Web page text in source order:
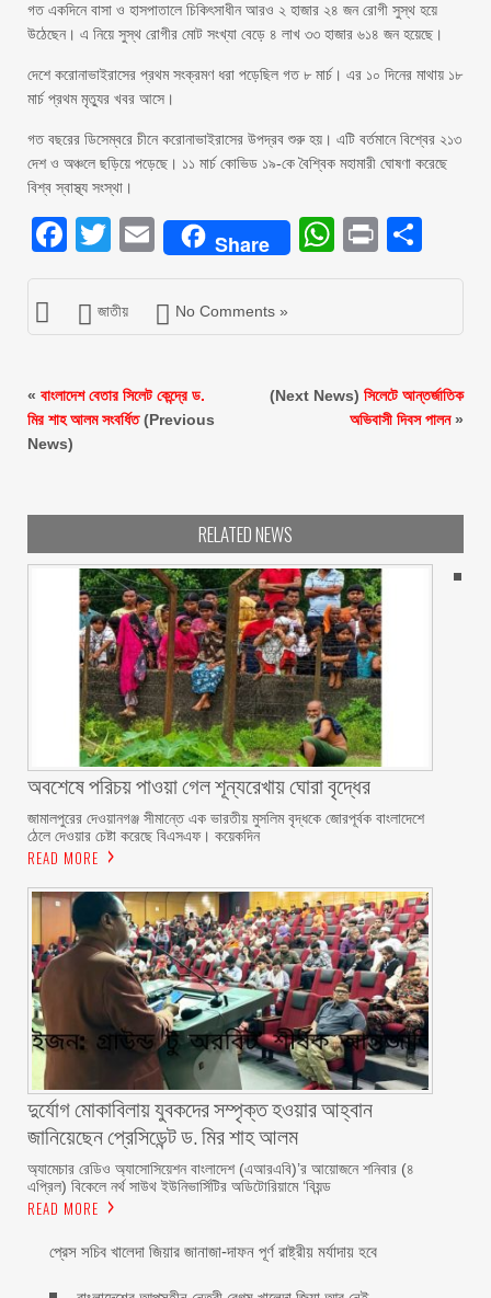
গত একদিনে বাসা ও হাসপাতালে চিকিৎসাধীন আরও ২ হাজার ২৪ জন রোগী সুস্থ হয়ে
উঠেছেন। এ নিয়ে সুস্থ রোগীর মোট সংখ্যা বেড়ে ৪ লাখ ৩৩ হাজার ৬১৪ জন হয়েছে।
দেশে করোনাভাইরাসের প্রথম সংক্রমণ ধরা পড়েছিল গত ৮ মার্চ। এর ১০ দিনের মাথায় ১৮
মার্চ প্রথম মৃত্যুর খবর আসে।
গত বছরের ডিসেম্বরে চীনে করোনাভাইরাসের উপদ্রব শুরু হয়। এটি বর্তমানে বিশ্বের ২১৩
দেশ ও অঞ্চলে ছড়িয়ে পড়েছে। ১১ মার্চ কোভিড ১৯-কে বৈশ্বিক মহামারী ঘোষণা করেছে
বিশ্ব স্বাস্থ্য সংস্থা।
Facebook
Twitter
EmailShare Print
জাতীয় No Comments »
« বাংলাদেশ বেতার সিলেট কেন্দ্রে ড.
মির শাহ আলম সংবর্ধিত(Previous
News)
(Next News) সিলেটে আন্তর্জাতিক
অভিবাসী দিবস পালন»
RELATED NEWS
অবশেষে পরিচয় পাওয়া গেল শূন্যরেখায় ঘোরা বৃদ্ধের
জামালপুরের দেওয়ানগঞ্জ সীমান্তে এক ভারতীয় মুসলিম বৃদ্ধকে জোরপূর্বক বাংলাদেশে
ঠেলে দেওয়ার চেষ্টা করেছে বিএসএফ। কয়েকদিন
READ MORE
দুর্যোগ মোকাবিলায় যুবকদের সম্পৃক্ত হওয়ার আহ্বান
জানিয়েছেন প্রেসিডেন্ট ড. মির শাহ আলম ‎ ‎
অ্যামেচার রেডিও অ্যাসোসিয়েশন বাংলাদেশ (এআরএবি)’র আয়োজনে শনিবার (৪
এপ্রিল) বিকেলে নর্থ সাউথ ইউনিভার্সিটির অডিটোরিয়ামে ‘বিয়ন্ড
READ MORE
প্রেস সচিব খালেদা জিয়ার জানাজা-দাফন পূর্ণ রাষ্ট্রীয় মর্যাদায় হবে